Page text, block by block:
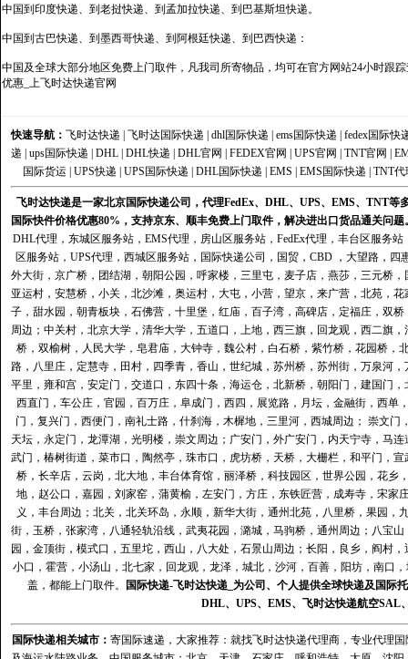
中国到印度快递、到老挝快递、到孟加拉快递、到巴基斯坦快递。
中国到古巴快递、到墨西哥快递、到阿根廷快递、到巴西快递：
中国及全球大部分地区免费上门取件，凡我司所寄物品，均可在官方网站24小时跟
优惠_上飞时达快递官网
快速导航： 飞时达快递 飞时达国际快递 dhl国际快递 ems国际快递
fedex国际快
递
ups国际快递 DHL DHL快递 DHL官网 FEDEX官网 UPS官网 TNT官网
国际货运| UPS快递 UPS国际快递 DHL国际快递 EMS EMS国际快递 TNT代
飞时达快递是一家北京国际快递公司，代理FedEx、DHL、UPS、EMS、TNT
国际快件价格优惠80%，支持京东、顺丰免费上门取件，解决进出口货品通关问题
DHL代理 ， 东城区服务站 ， EMS代理 ， 房山区服务站 ， FedEx代理 ， 丰台区服务站
区服务站， UPS代理 ， 西城区服务站， 国际快递公司 ，国贸，CBD ，大望路，
外大街，京广桥，团结湖，朝阳公园，呼家楼，三里屯，麦子店，燕莎，三元桥
亚运村，安慧桥，小关，北沙滩，奥运村，大屯，小营，望京，来广营，北苑，
子，甜水园，朝青板块，石佛营，十里堡，红庙，百子湾，高碑店，定福庄，双
周边；中关村，北京大学，清华大学，五道口，上地，西三旗，回龙观，西二旗
桥，双榆树，人民大学，皂君庙，大钟寺，魏公村，白石桥，紫竹桥，花园桥
路，八里庄，定慧寺，田村，四季青，香山，世纪城，苏州桥，苏州街，万泉河
平里，雍和宫，安定门，交道口，东四十条，海运仓，北新桥，朝阳门，建国门
西直门，车公庄，官园，百万庄，阜成门，西四，展览路，月坛，金融街，西
门，复兴门，西便门，南礼士路，什刹海，木樨地，三里河，西城周边； 崇文
天坛，永定门，龙潭湖，光明楼，崇文周边；广安门，外广安门，内天宁寺，马
武门，椿树街道，菜市口，陶然亭，珠市口，虎坊桥，天桥，大栅栏，和平门，
桥，长辛店，云岗，北大地，丰台体育馆，丽泽桥，科技园区，世界公园，花
地，赵公口，嘉园，刘家窑，蒲黄榆，左安门，方庄，东铁匠营，成寿寺，宋
义，丰台周边；北关，北关环岛，永顺，新华大街，通州北苑，八里桥，果园
街，玉桥，张家湾，八通轻轨沿线，武夷花园，潞城，马驹桥，通州周边；八宝
园，金顶街，模式口，五里坨，西山，八大处，石景山周边；长阳，良乡，阎村
小口，霍营，小汤山，北七家，回龙观，龙泽，城北，沙河，百善，阳坊，南口
盖，都能上门取件。
国际快递-飞时达快递_为公司、个人提供全球快递及国际
DHL、 UPS、 EMS、 飞时达快递航空SAL
国际快递相关城市： 寄国际速递，大家推荐：就找飞时达快递代理商，专业代理